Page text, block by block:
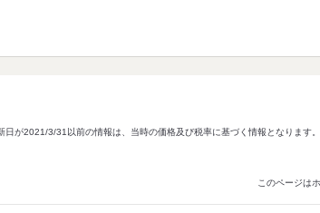
が2021/3/31以前の情報は、当時の価格及び税率に基づく情報となります
このページは